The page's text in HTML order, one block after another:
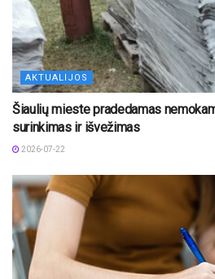
AKTUALIJOS
Šiaulių mieste pradedamas
surinkimas ir išvežimas
2026-07-22